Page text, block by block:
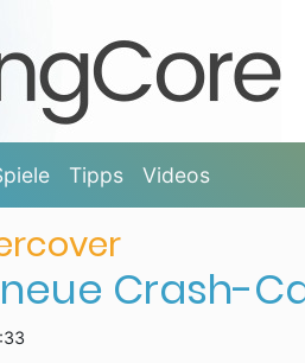
Tipps Videos
Crash-